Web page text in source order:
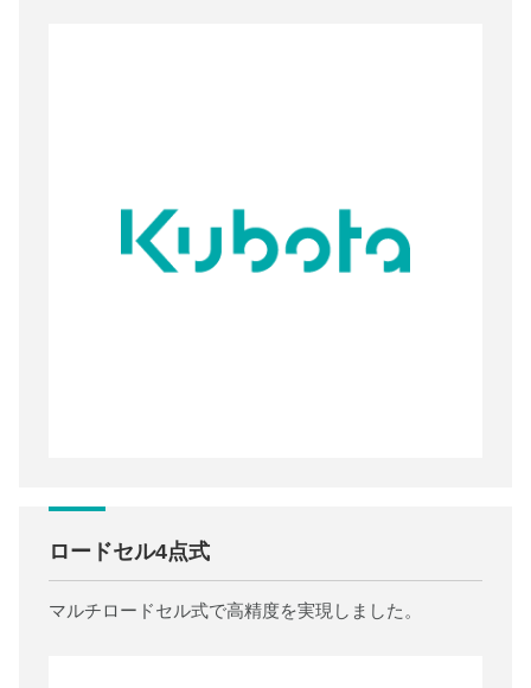
ロードセル4点式
マルチロードセル式で高精度を実現しました。